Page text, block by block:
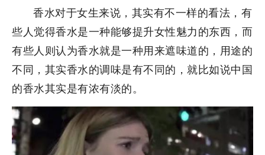
香水对于女生来说，其实有不一样的看法，有
些人觉得香水是一种能够提升女性魅力的东西，而
有些人则认为香水就是一种用来遮味道的，用途的
不同，其实香水的调味是有不同的，就比如说中国
的香水其实是有浓有淡的。